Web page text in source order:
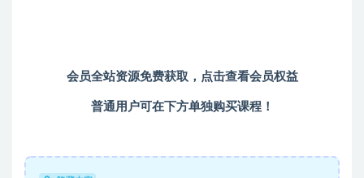
会员全站资源免费获取， 点击查看会员权益
普通用户可在下方单独购买课程！